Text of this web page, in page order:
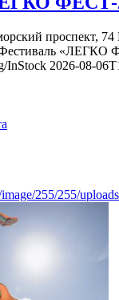
проспект, 74
«ЛЕГКО
InStock 2026-08-
255/255/